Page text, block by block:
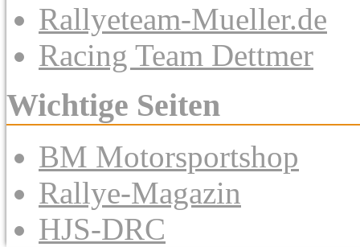
Rallyeteam-Mueller.de
Racing Team Dettmer
Wichtige Seiten
BM Motorsportshop
Rallye-Magazin
HJS-DRC